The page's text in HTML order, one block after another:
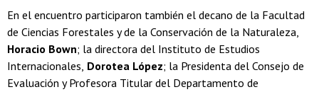
En el encuentro participaron también el decano de la Facultad
de Ciencias Forestales y de la Conservación de la Naturaleza,
Horacio Bown; la directora del Instituto de Estudios
Internacionales, Dorotea López; la Presidenta del Consejo de
Evaluación y Profesora Titular del Departamento de